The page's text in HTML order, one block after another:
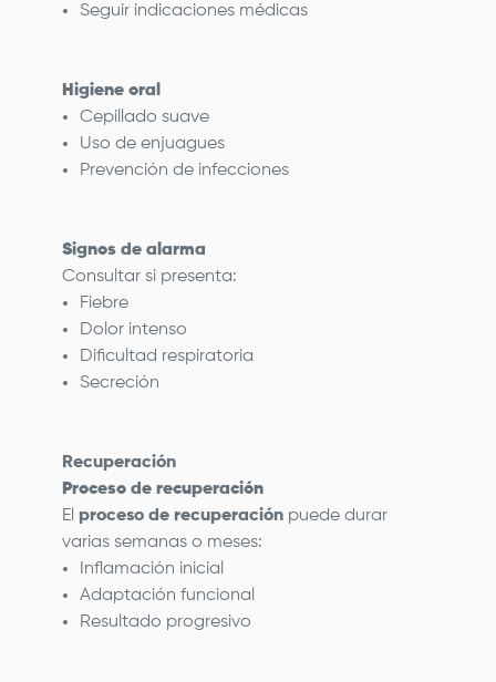
Seguir indicaciones médicas
Higiene oral
Cepillado suave
Uso de enjuagues
Prevención de infecciones
Signos de alarma
Consultar si presenta:
Fiebre
Dolor intenso
Dificultad respiratoria
Secreción
Recuperación
Proceso de recuperación
El proceso de recuperación puede durar
varias semanas o meses:
Inflamación inicial
Adaptación funcional
Resultado progresivo